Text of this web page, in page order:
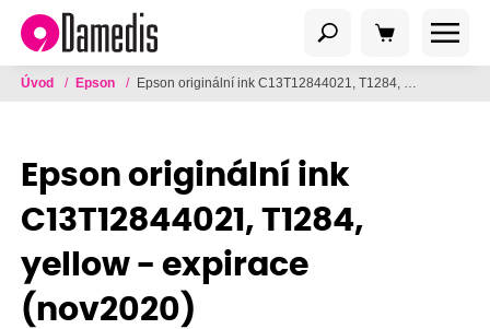
Úvod / Epson / Epson originální ink C13T12844021, T1284, yellow - expirace (nov2020)
Epson originální ink
C13T12844021, T1284,
yellow - expirace
(nov2020)